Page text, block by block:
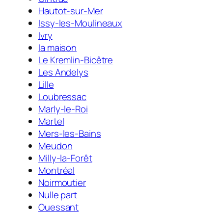
Hautot-sur-Mer
Issy-les-Moulineaux
Ivry
la maison
Le Kremlin-Bicêtre
Les Andelys
Lille
Loubressac
Marly-le-Roi
Martel
Mers-les-Bains
Meudon
Milly-la-Forêt
Montréal
Noirmoutier
Nulle part
Ouessant